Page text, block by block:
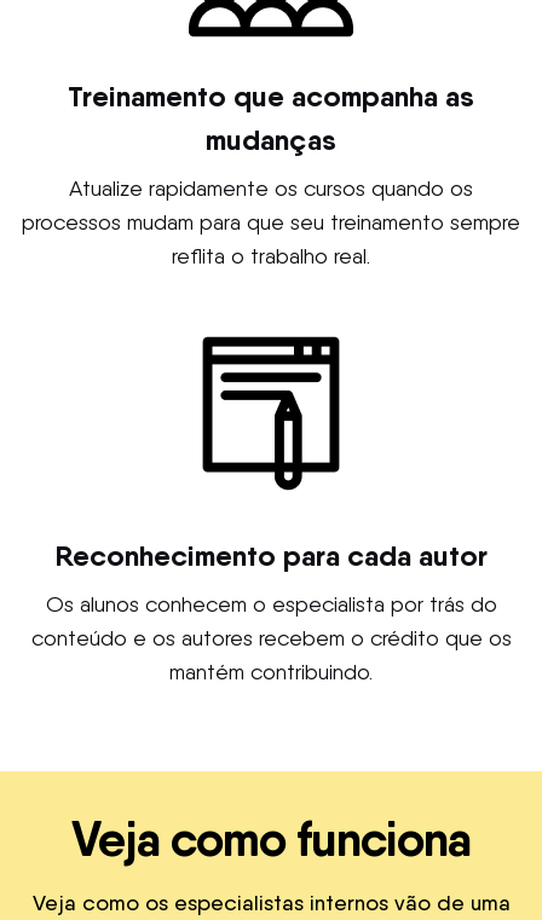
Treinamento que acompanha as
mudanças
Atualize rapidamente os cursos quando os
processos mudam para que seu treinamento sempre
reflita o trabalho real.
Reconhecimento para cada autor
Os alunos conhecem o especialista por trás do
conteúdo e os autores recebem o crédito que os
mantém contribuindo.
Veja como funciona
Veja como os especialistas internos vão de uma